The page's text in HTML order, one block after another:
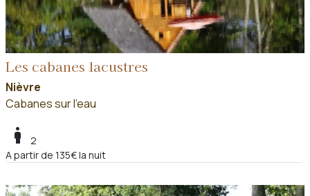
Les cabanes lacustres
Nièvre
Cabanes sur l'eau
boy
2
A partir de 135€ la nuit